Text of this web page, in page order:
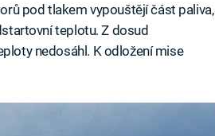
pod tlakem vypouštějí část paliva,
teplotu. Z dosud
nedosáhl. K odložení mise